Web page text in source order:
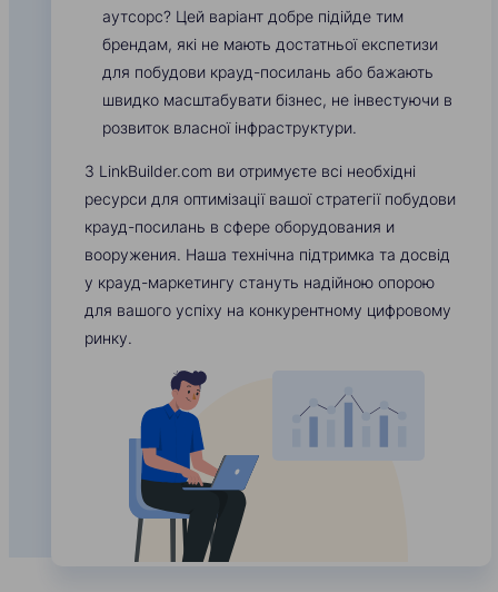
аутсорс? Цей варіант добре підійде тим
брендам, які не мають достатньої експетизи
для побудови крауд-посилань або бажають
швидко масштабувати бізнес, не інвестуючи в
розвиток власної інфраструктури.
З LinkBuilder.com ви отримуєте всі необхідні
ресурси для оптимізації вашої стратегії побудови
крауд-посилань в сфере оборудования и
вооружения. Наша технічна підтримка та досвід
у крауд-маркетингу стануть надійною опорою
для вашого успіху на конкурентному цифровому
ринку.